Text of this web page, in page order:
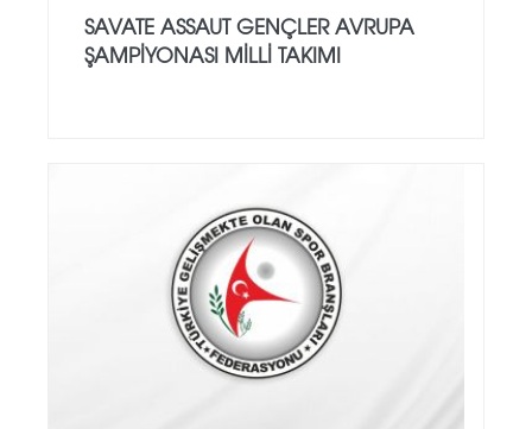
SAVATE ASSAUT GENÇLER AVRUPA
ŞAMPİYONASI MİLLİ TAKIMI